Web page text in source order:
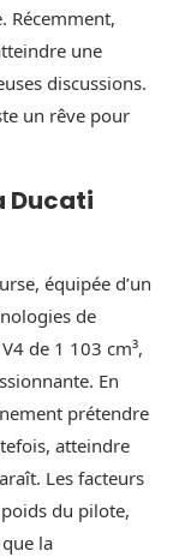
Récemment,
une
discussions.
un rêve pour
Ducati
équipée d’un
de
de 1 103 cm³,
En
prétendre
atteindre
Les facteurs
du pilote,
la